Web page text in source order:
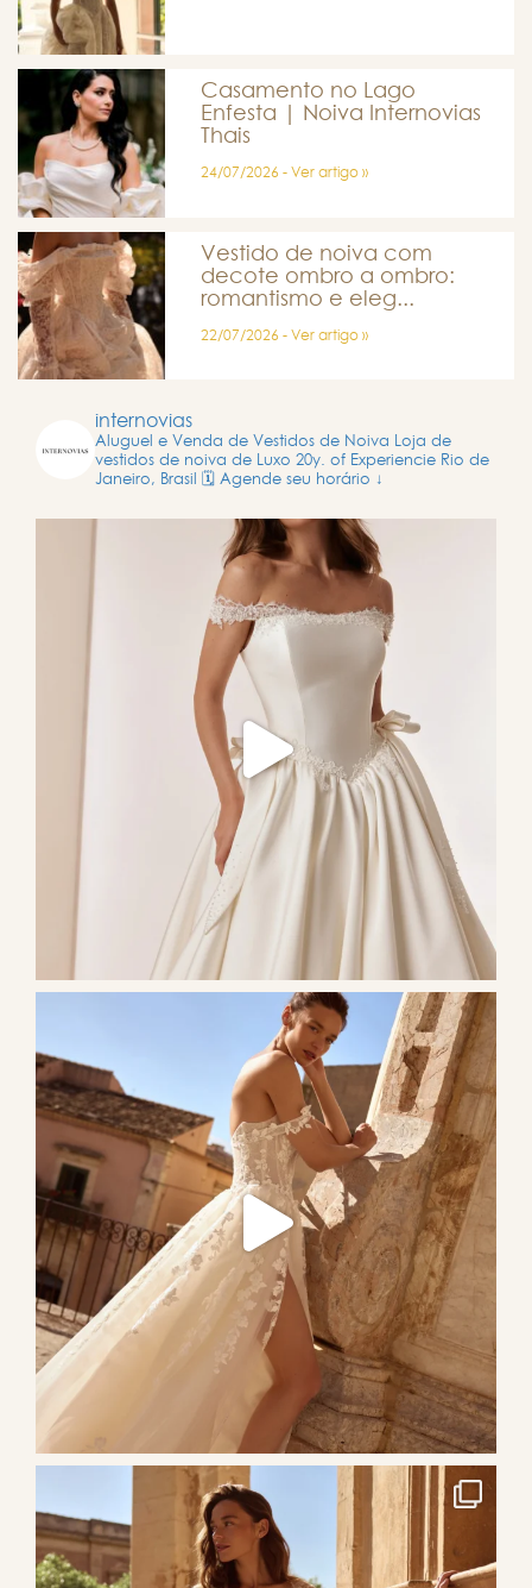
Casamento no Lago
Enfesta | Noiva Internovias
Thais
24/07/2026 - Ver artigo »
Vestido de noiva com
decote ombro a ombro:
romantismo e eleg...
22/07/2026 - Ver artigo »
internovias
Aluguel e Venda de Vestidos de Noiva Loja de
vestidos de noiva de Luxo 20y. of Experiencie Rio de
Janeiro, Brasil
🗓️ Agende seu horário ↓